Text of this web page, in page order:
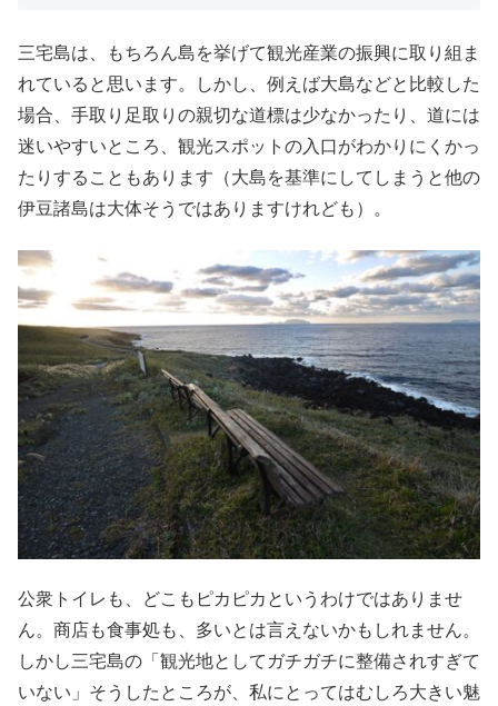
三宅島は、もちろん島を挙げて観光産業の振興に取り組ま
れていると思います。しかし、例えば大島などと比較した
場合、手取り足取りの親切な道標は少なかったり、道には
迷いやすいところ、観光スポットの入口がわかりにくかっ
たりすることもあります（大島を基準にしてしまうと他の
伊豆諸島は大体そうではありますけれども）。
公衆トイレも、どこもピカピカというわけではありませ
ん。商店も食事処も、多いとは言えないかもしれません。
しかし三宅島の「観光地としてガチガチに整備されすぎて
いない」そうしたところが、私にとってはむしろ大きい魅